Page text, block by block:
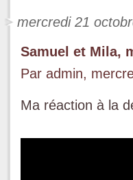
mercredi 21
Samuel et Mila,
Par admin,
Ma réaction à la